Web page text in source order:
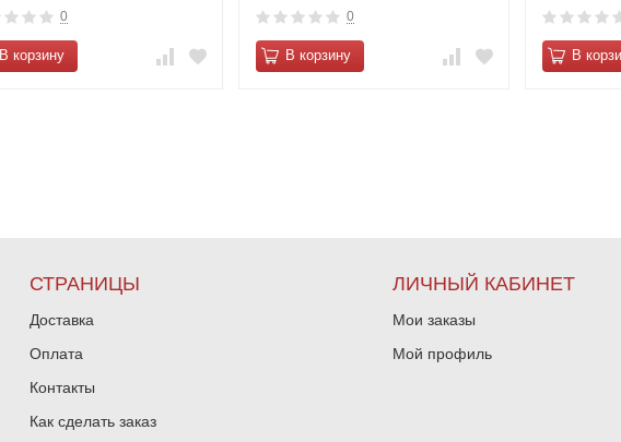
0
В корзину
0
В корзину В
СТРАНИЦЫ
Доставка
Оплата
Контакты
Как сделать заказ
ЛИЧНЫЙ КАБИНЕТ
Мои заказы
Мой профиль